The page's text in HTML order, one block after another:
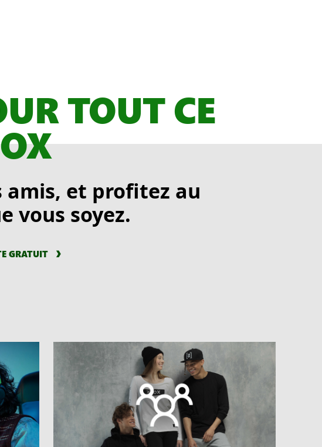
TOUT CE
amis, et profitez au
vous soyez.
GRATUIT